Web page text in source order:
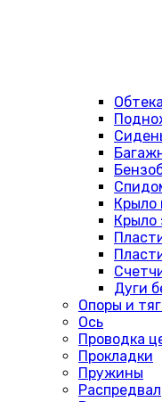
Крыло
Крыло
Дуги
Опоры и
Ось
Проводка
Прокладки
Пружины
Распредвал